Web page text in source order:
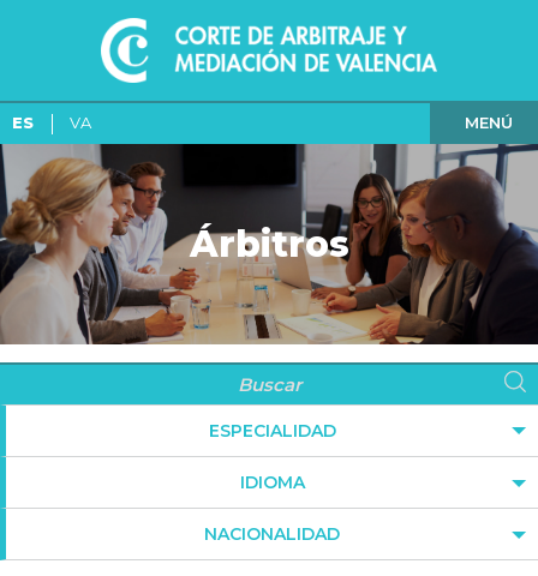
ES VA MENÚ
Árbitros
ESPECIALIDAD
IDIOMA
NACIONALIDAD